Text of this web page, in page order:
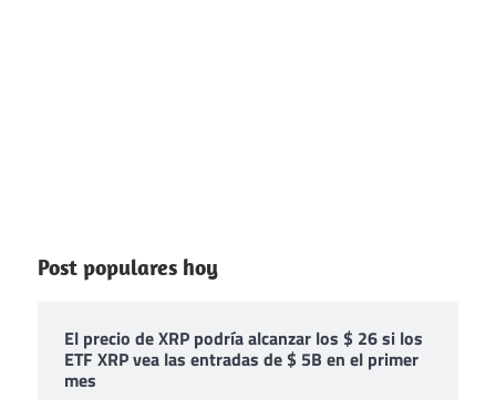
Post populares hoy
El precio de XRP podría alcanzar los $ 26 si los
ETF XRP vea las entradas de $ 5B en el primer
mes